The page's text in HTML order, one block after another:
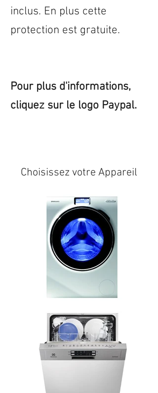
inclus. En plus cette
protection est gratuite.
Pour plus d'informations,
cliquez sur le logo Paypal.
Choisissez votre Appareil